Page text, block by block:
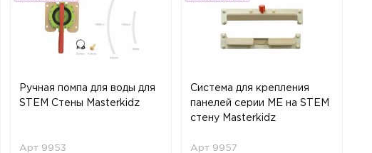
Ручная помпа для воды для
STEM Стены Masterkidz
Арт 9953
Система для крепления
панелей серии ME на STEM
стену Masterkidz
Арт 9957